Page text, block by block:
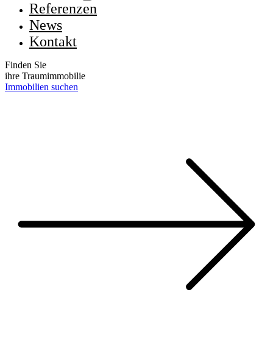
Referenzen
News
Kontakt
Finden Sie
ihre Traumimmobilie
Immobilien suchen